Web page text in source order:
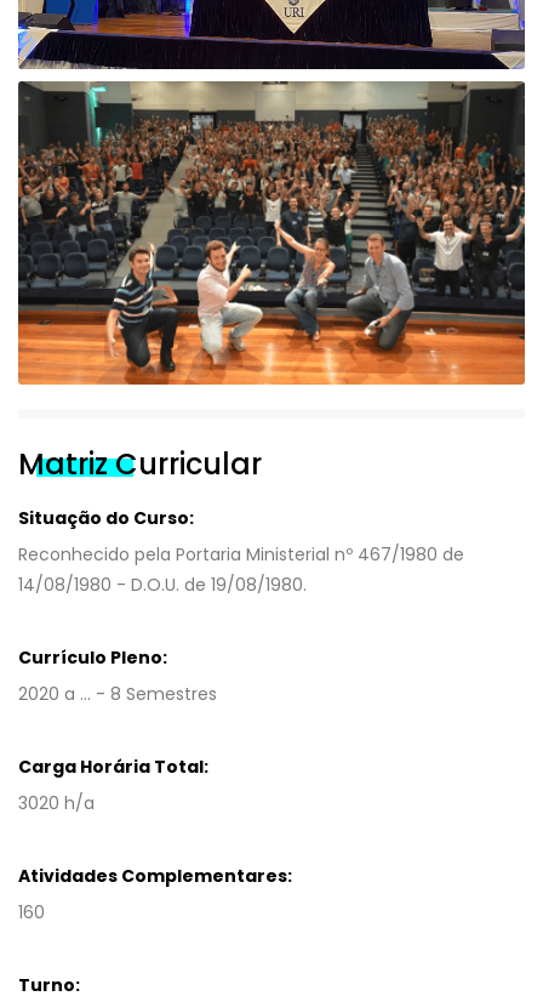
Matriz Curricular
Situação do Curso:
Reconhecido pela Portaria Ministerial nº 467/1980 de
14/08/1980 - D.O.U. de 19/08/1980.
Currículo Pleno:
2020 a ... - 8 Semestres
Carga Horária Total:
3020 h/a
Atividades Complementares:
160
Turno: